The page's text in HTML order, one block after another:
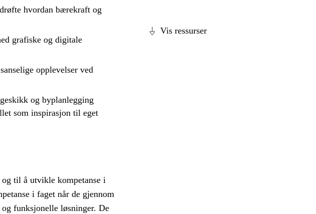
Vis ressurser
drøftehvordan bærekraft og
grafiske og digitale
opplevelser ved
og byplanlegging
som inspirasjon til eget
til å utvikle kompetanse i
i faget når de gjennom
funksjonelle løsninger. De